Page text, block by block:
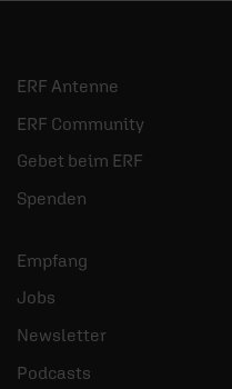
ERF Antenne
ERF Community
Gebet beim ERF
Spenden
Empfang
Jobs
Newsletter
Podcasts